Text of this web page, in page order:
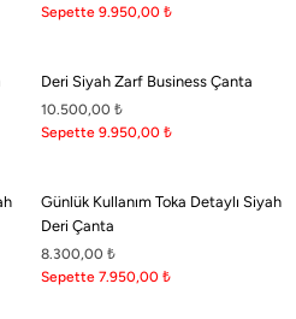
Sepette 9.950,00 ₺
Deri Siyah Zarf Business Çanta
10.500,00 ₺
Sepette 9.950,00 ₺
Günlük Kullanım Toka Detaylı Siyah
Deri Çanta
8.300,00 ₺
Sepette 7.950,00 ₺
dans eden coşkulu ritimleriyle